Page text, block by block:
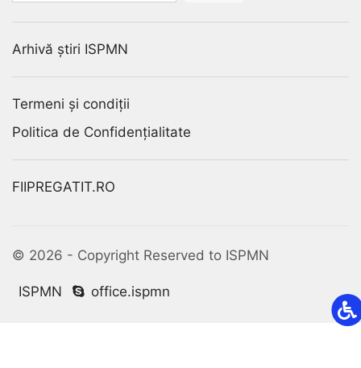
Arhivă știri ISPMN
Termeni și condiții
Politica de Confidențialitate
FIIPREGATIT.RO
© 2026 - Copyright Reserved to ISPMN
ISPMN office.ispmn